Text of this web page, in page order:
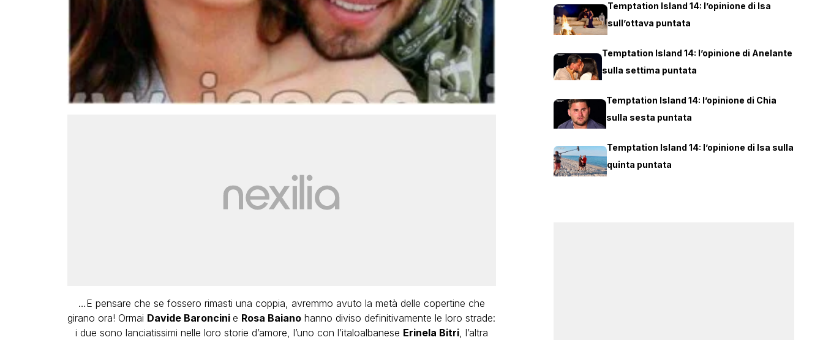
…E pensare che se fossero rimasti una coppia, avremmo avuto la metà delle copertine che
girano ora! Ormai Davide Baroncini e Rosa Baiano hanno diviso definitivamente le loro strade:
i due sono lanciatissimi nelle loro storie d’amore, l’uno con l’italoalbanese Erinela Bitri, l’altra
Temptation Island 14: l’opinione di Isa
sull’ottava puntata
Temptation Island 14: l’opinione di Anelante
sulla settima puntata
Temptation Island 14: l’opinione di Chia
sulla sesta puntata
Temptation Island 14: l’opinione di Isa sulla
quinta puntata